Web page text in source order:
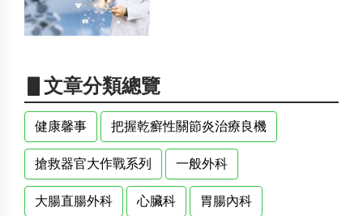
▋文章分類總覽
健康馨事 把握乾癬性關節炎治療良機
搶救器官大作戰系列 一般外科
大腸直腸外科 心臟科 胃腸內科